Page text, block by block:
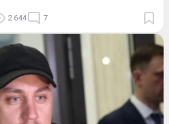
2 644 7